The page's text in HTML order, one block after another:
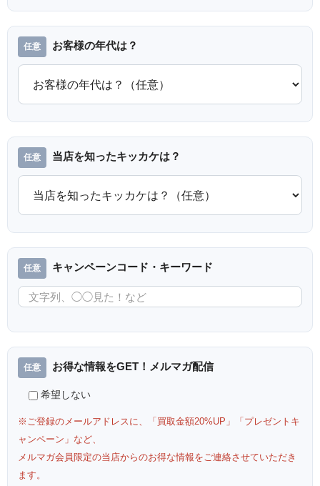
お客様の年代は？
当店を知ったキッカケは？
キャンペーンコード・キーワード
お得な情報をGET！メルマガ配信
希望しない
※ご登録のメールアドレスに、「買取金額20%UP」「プレゼントキ
ャンペーン」など、
メルマガ会員限定の当店からのお得な情報をご連絡させていただき
ます。